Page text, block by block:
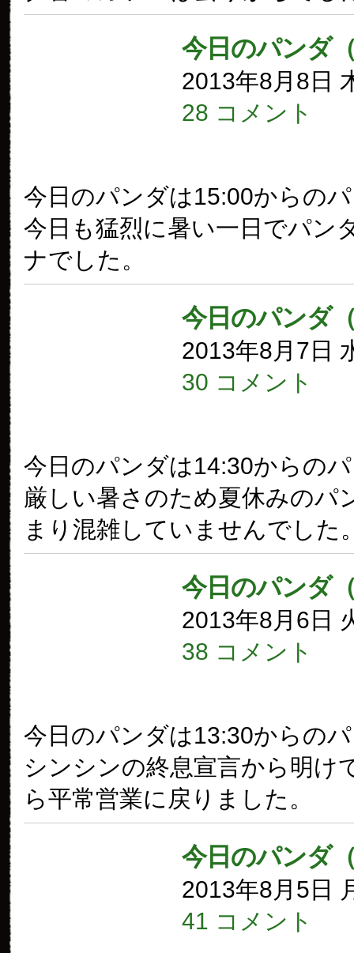
今日のパンダ
2013年8月8日
28 コメント
今日のパンダは15:00からの
今日も猛烈に暑い一日でパン
ナでした。
今日のパンダ
2013年8月7日
30 コメント
今日のパンダは14:30からの
厳しい暑さのため夏休みのパ
まり混雑していませんでした
今日のパンダ
2013年8月6日
38 コメント
今日のパンダは13:30からの
シンシンの終息宣言から明け
ら平常営業に戻りました。
今日のパンダ
2013年8月5日
41 コメント